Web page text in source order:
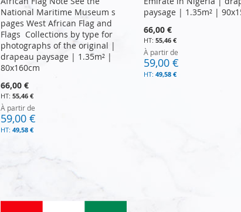
National Maritime Museum s
pages West African Flag and
Flags Collections by type for
photographs of the original |
drapeau paysage | 1.35m² |
80x160cm
66,00 €
55,46 €
À partir de
59,00 €
49,58 €
paysage | 1.35m² |
66,00 €
55,46 €
À partir de
59,00 €
49,58 €